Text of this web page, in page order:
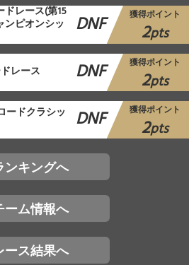
レース(第15
ンピオンシッ DNF 獲得ポイント
2pts
レース DNF 獲得ポイント
2pts
ードクラシッ DNF 獲得ポイント
2pts
ンキングへ
ーム情報へ
ース結果へ